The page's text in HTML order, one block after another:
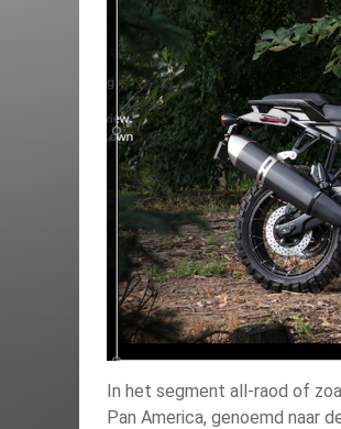
In het segment all-raod of
Pan America, genoemd naar